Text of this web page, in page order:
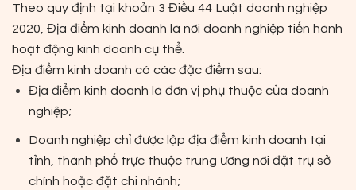
Theo quy định tại khoản 3 Điều 44 Luật doanh nghiệp
2020, Địa điểm kinh doanh là nơi doanh nghiệp tiến hành
hoạt động kinh doanh cụ thể.
Địa điểm kinh doanh có các đặc điểm sau:
Địa điểm kinh doanh là đơn vị phụ thuộc của doanh
nghiệp;
Doanh nghiệp chỉ được lập địa điểm kinh doanh tại
tỉnh, thành phố trực thuộc trung ương nơi đặt trụ sở
chính hoặc đặt chi nhánh;